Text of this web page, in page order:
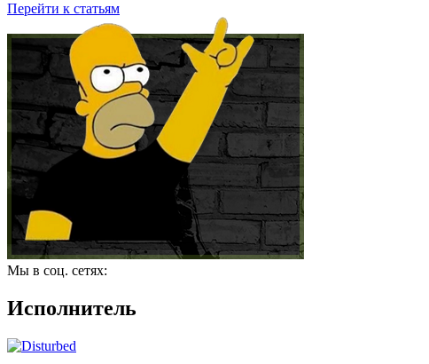
Перейти к статьям
Мы в соц. сетях:
Исполнитель